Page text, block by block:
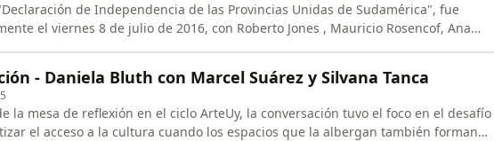
de Independencia de las Provincias Unidas de Sudamérica", fue
el viernes 8 de julio de 2016, con Roberto Jones , Mauricio Rosencof, Ana
- Daniela Bluth con Marcel Suárez y Silvana Tanca
la mesa de reflexión en el ciclo ArteUy, la conversación tuvo el foco en el desafío
el acceso a la cultura cuando los espacios que la albergan también forman